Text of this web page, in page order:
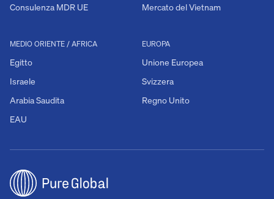
Consulenza MDR UE
EUROPA
Unione Europea
Svizzera
Regno Unito
MEDIO ORIENTE / AFRICA
Egitto
Israele
Arabia Saudita
EAU
Mercato del Vietnam